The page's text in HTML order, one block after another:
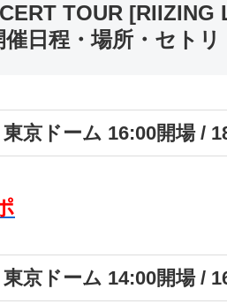
TOUR
日程・場所・セト
京ドーム 16:00開場 /
京ドーム 14:00開場 /